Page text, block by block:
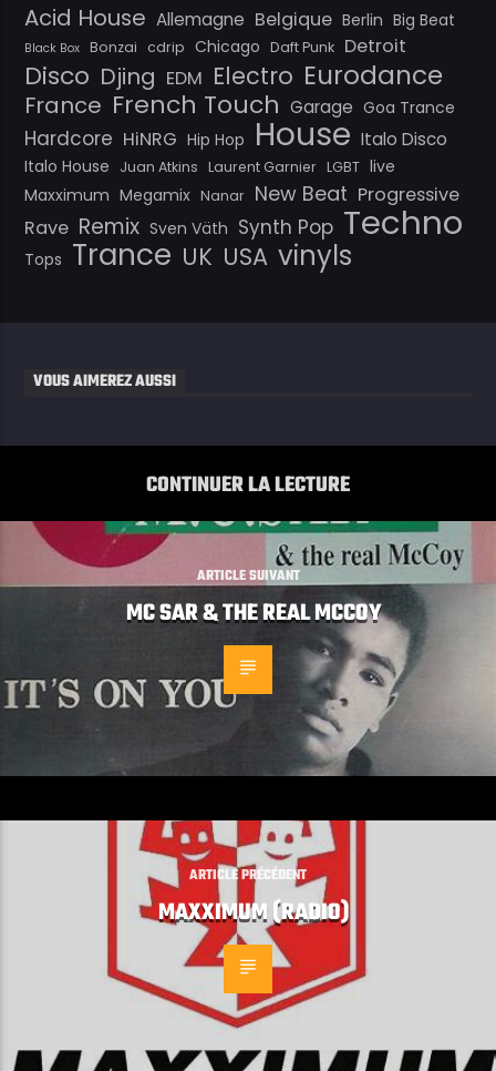
Acid House Allemagne Belgique Berlin Big Beat
Black Box Bonzai cdrip Chicago Daft Punk Detroit
Disco Djing EDM Electro Eurodance
France French Touch Garage Goa Trance
Hardcore HiNRG Hip Hop House Italo Disco
Italo House Juan Atkins Laurent Garnier LGBT live
Maxximum Megamix Nanar New Beat Progressive
Rave Remix Sven Väth Synth Pop Techno
Tops Trance UK USA vinyls
VOUS AIMEREZ AUSSI
CONTINUER LA LECTURE
ARTICLE SUIVANT
MC SAR & THE REAL MCCOY
ARTICLE PRÉCÉDENT
MAXXIMUM (RADIO)